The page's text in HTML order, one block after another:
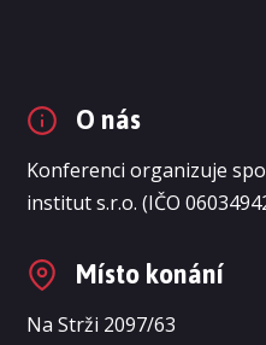
O nás
Konferenci organizuje
institut s.r.o. (IČO
Místo konání
Na Strži 2097/63